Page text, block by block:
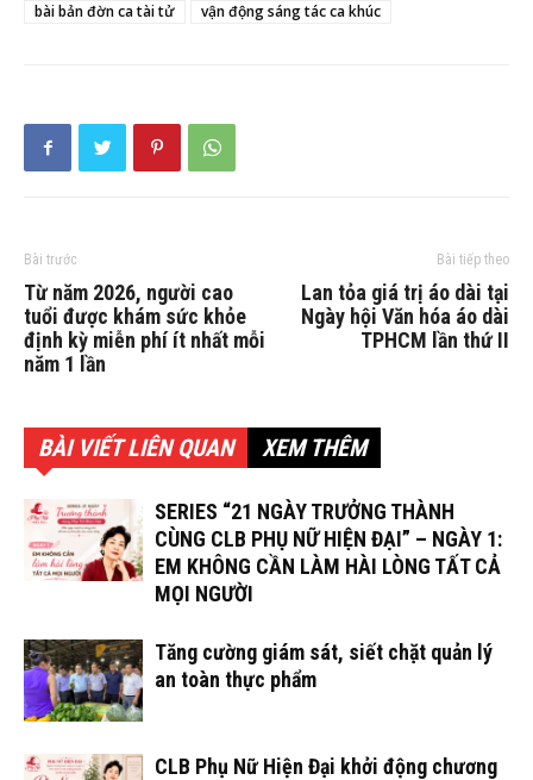
bài bản đờn ca tài tử
vận động sáng tác ca khúc
Bài trước
Từ năm 2026, người cao
tuổi được khám sức khỏe
định kỳ miễn phí ít nhất mỗi
năm 1 lần
Bài tiếp theo
Lan tỏa giá trị áo dài tại
Ngày hội Văn hóa áo dài
TPHCM lần thứ II
BÀI VIẾT LIÊN QUAN XEM THÊM
SERIES “21 NGÀY TRƯỞNG THÀNH
CÙNG CLB PHỤ NỮ HIỆN ĐẠI” – NGÀY 1:
EM KHÔNG CẦN LÀM HÀI LÒNG TẤT CẢ
MỌI NGƯỜI
Tăng cường giám sát, siết chặt quản lý
an toàn thực phẩm
CLB Phụ Nữ Hiện Đại khởi động chương